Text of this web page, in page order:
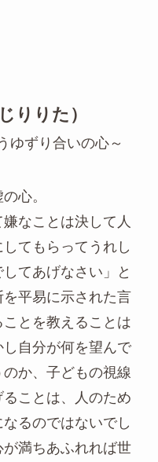
りりた）
ゆずり合いの心～
心。
なことは決して人
てもらってうれし
てあげなさい」と
平易に示された言
とを教えることは
自分が何を望んで
か、子どもの視線
ことは、人のため
るのではないでし
満ちあふれれば世